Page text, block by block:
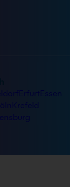
ErfurtEssen
Krefeld